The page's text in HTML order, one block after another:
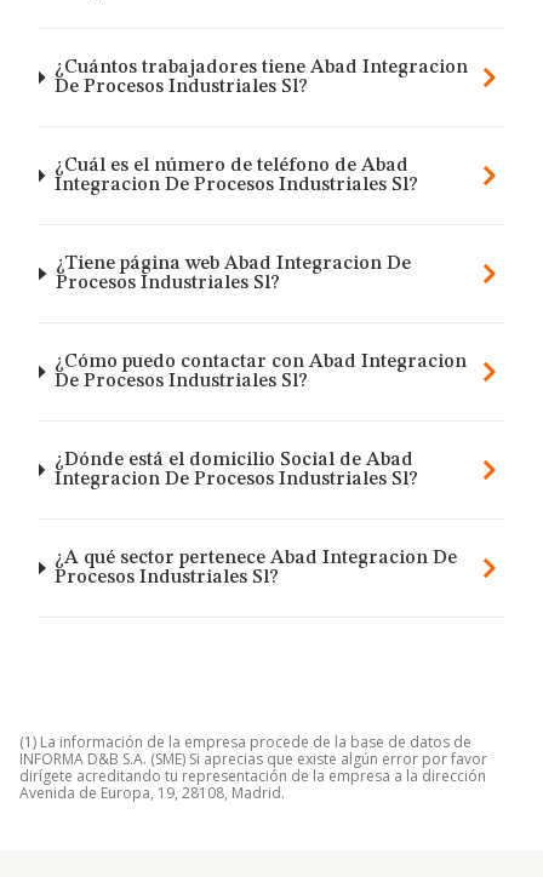
¿Cuántos trabajadores tiene Abad Integracion
De Procesos Industriales Sl?
¿Cuál es el número de teléfono de Abad
Integracion De Procesos Industriales Sl?
¿Tiene página web Abad Integracion De
Procesos Industriales Sl?
¿Cómo puedo contactar con Abad Integracion
De Procesos Industriales Sl?
¿Dónde está el domicilio Social de Abad
Integracion De Procesos Industriales Sl?
¿A qué sector pertenece Abad Integracion De
Procesos Industriales Sl?
(1) La información de la empresa procede de la base de datos de
INFORMA D&B S.A. (SME) Si aprecias que existe algún error por favor
dirígete acreditando tu representación de la empresa a la dirección
Avenida de Europa, 19, 28108, Madrid.